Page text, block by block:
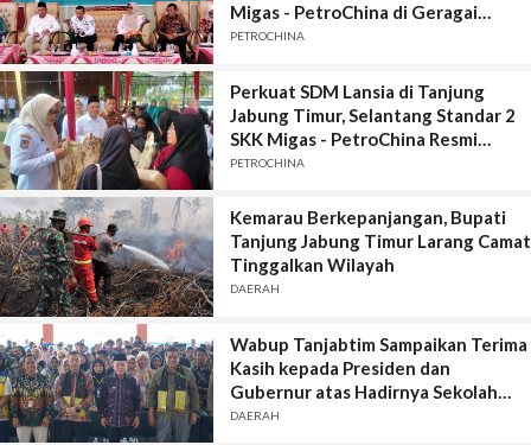
Migas - PetroChina di Geragai
Tanjung Jabung Timur
PETROCHINA
Perkuat SDM Lansia di Tanjung
Jabung Timur, Selantang Standar 2
SKK Migas - PetroChina Resmi
Bergulir di Geragai
PETROCHINA
Kemarau Berkepanjangan, Bupati
Tanjung Jabung Timur Larang Camat
Tinggalkan Wilayah
DAERAH
Wabup Tanjabtim Sampaikan Terima
Kasih kepada Presiden dan
Gubernur atas Hadirnya Sekolah
Rakyat
DAERAH